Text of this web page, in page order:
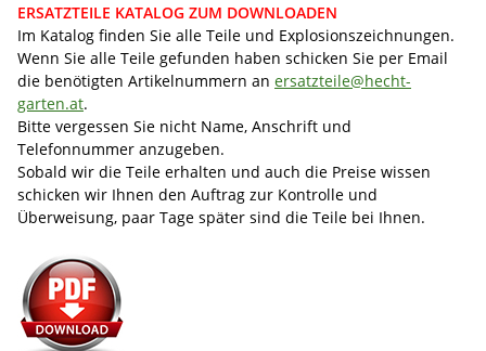
ERSATZTEILE KATALOG ZUM DOWNLOADEN
Im Katalog finden Sie alle Teile und Explosionszeichnungen.
Wenn Sie alle Teile gefunden haben schicken Sie per Email
die benötigten Artikelnummern an ersatzteile@hecht-
garten.at.
Bitte vergessen Sie nicht Name, Anschrift und
Telefonnummer anzugeben.
Sobald wir die Teile erhalten und auch die Preise wissen
schicken wir Ihnen den Auftrag zur Kontrolle und
Überweisung, paar Tage später sind die Teile bei Ihnen.